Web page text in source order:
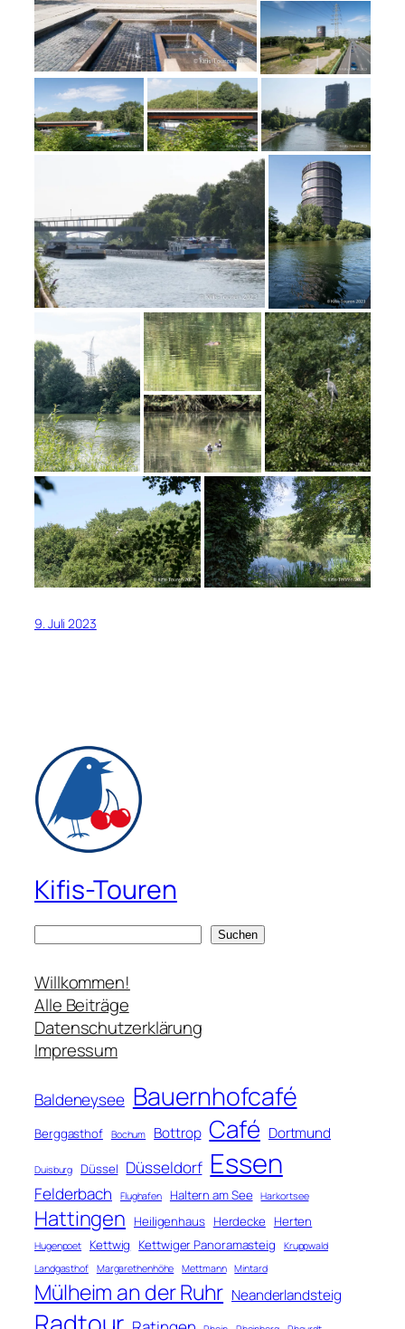
9. Juli 2023
Kifis-Touren
c
h
e
n
Suchen
Willkommen!
Alle Beiträge
Datenschutzerklärung
Impressum
Baldeneysee Bauernhofcafé
Berggasthof Bochum Bottrop Café Dortmund
Duisburg Düssel Düsseldorf Essen
Felderbach Flughafen Haltern am See Harkortsee
Hattingen Heiligenhaus Herdecke Herten
Hugenpoet Kettwig Kettwiger Panoramasteig
Kruppwald
Landgasthof
Margarethenhöhe Mettmann Mintard
Mülheim an der Ruhr Neanderlandsteig